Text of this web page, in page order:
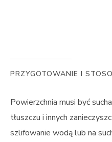
PRZYGOTOWANIE I
Powierzchnia musi być
tłuszczu i innych
szlifowanie wodą lub na